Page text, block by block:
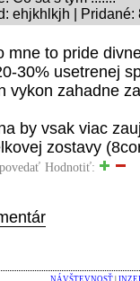
ehjkhlkjh | Pridané:
mne to pride
30% usetrenej
vykon zahadne
by vsak viac
zostavy
Hodnotiť:
NÁVŠTEVNOSŤ